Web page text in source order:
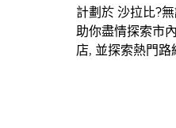
計劃於 沙拉比?
助你盡情探索市
店, 並探索熱門路